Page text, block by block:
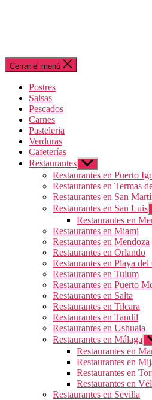
Cerrar el menú
Postres
Salsas
Pescados
Carnes
Pasteleria
Verduras
Cafeterías
Restaurantes Mostrar
el
submenú
Restaurantes en Puerto
Restaurantes en Termas
Restaurantes en San
Restaurantes en San Luis
Restaurantes en
Restaurantes en Miami
Restaurantes en Mendoza
Restaurantes en Orlando
Restaurantes en Playa del
Restaurantes en Tulum
Restaurantes en Puerto
Restaurantes en Salta
Restaurantes en Tilcara
Restaurantes en Tandil
Restaurantes en Ushuaia
Restaurantes en Málaga
el
Restaurantes en
Restaurantes en
Restaurantes en
Restaurantes en
Restaurantes en Sevilla